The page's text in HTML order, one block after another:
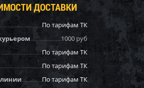
ДОСТАВКИ
По тарифам ТК
1000 руб
По тарифам ТК
По тарифам ТК
По тарифам ТК